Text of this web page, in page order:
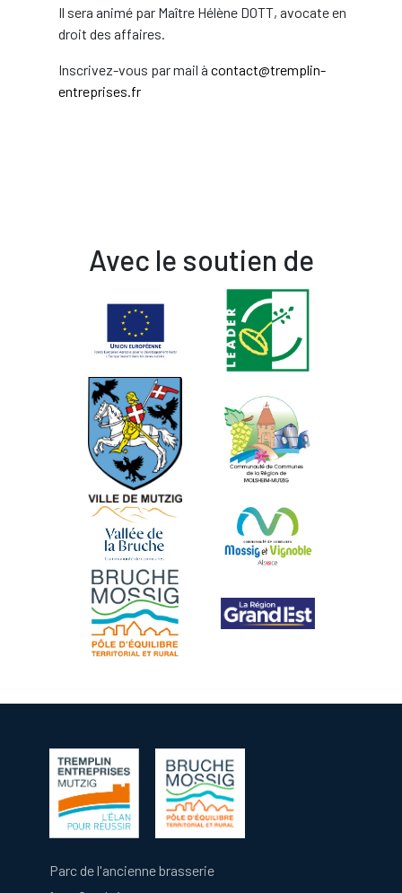
Il sera animé par Maître Hélène DOTT, avocate en
droit des affaires.
Inscrivez-vous par mail à contact@tremplin-
entreprises.fr
Avec le soutien de
Parc de l'ancienne brasserie